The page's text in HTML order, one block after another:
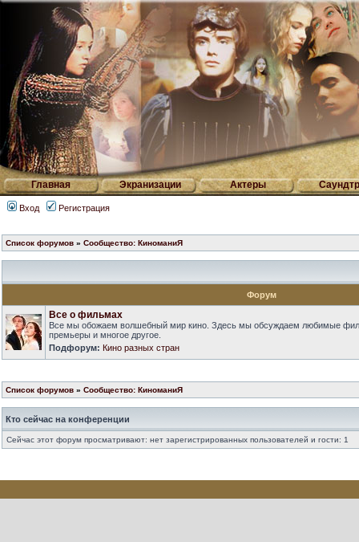
Главная Экранизации Актеры
Вход Регистрация
Список форумов » Сообщество: КиноманиЯ
Форум
Все о фильмах
Все мы обожаем волшебный мир кино. Здесь мы обсуждаем любимые
премьеры и многое другое.
Подфорум: Кино разных стран
Список форумов » Сообщество: КиноманиЯ
Кто сейчас на конференции
Сейчас этот форум просматривают: нет зарегистрированных пользователей и гости: 1